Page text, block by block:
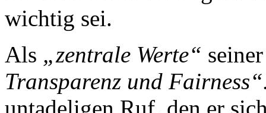
wichtig sei.
Als „zentrale Werte“
Transparenz und